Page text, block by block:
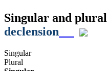
Singular and
declension
Singular
Plural